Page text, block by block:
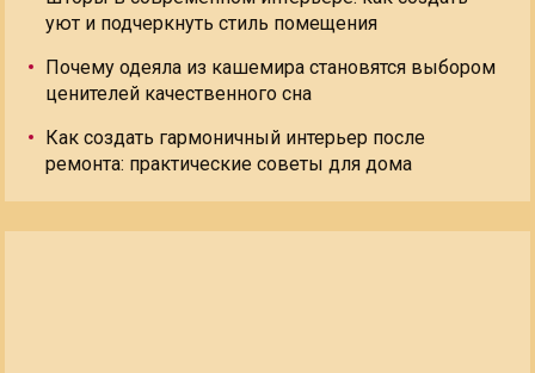
уют и подчеркнуть стиль помещения
Почему одеяла из кашемира становятся выбором
ценителей качественного сна
Как создать гармоничный интерьер после
ремонта: практические советы для дома